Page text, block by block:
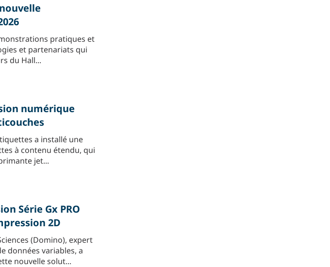
pratiques et
et partenariats qui
du Hall...
numérique
a installé une
à contenu étendu, qui
jet...
Série Gx PRO
2D
(Domino), expert
données variables, a
nouvelle solut...